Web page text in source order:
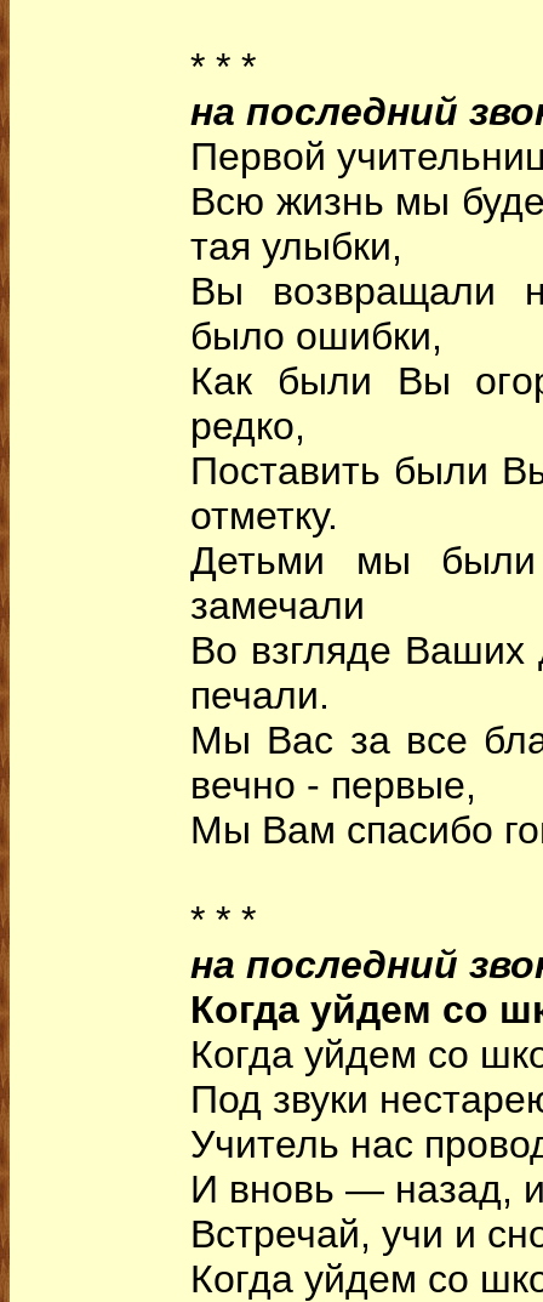
* * *
на последний
Первой
Всю жизнь мы
тая улыбки,
Вы возвращали
было ошибки,
Как были Вы
редко,
Поставить были
отметку.
Детьми мы
замечали
Во взгляде Ваших
печали.
Мы Вас за все
вечно - первые,
Мы Вам спасибо
* * *
на последний
Когда уйдем со
Когда уйдем со
Под звуки
Учитель нас
И вновь — назад,
Встречай, учи и
Когда уйдем со